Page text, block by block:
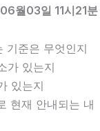
월03일 11시21분
기준은 무엇인지
가 있는지
있는지
현재 안내되는 내